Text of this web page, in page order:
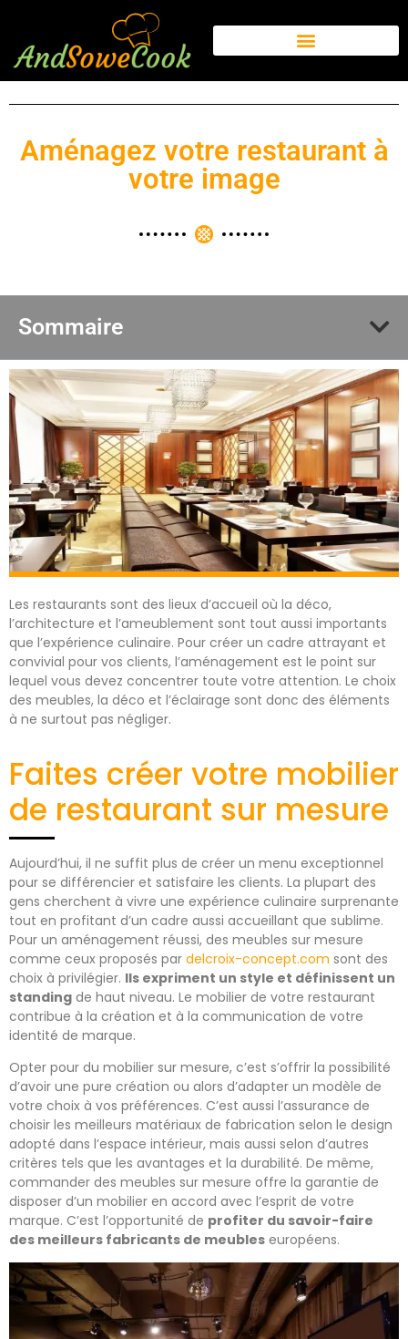
Aménagez votre restaurant à
votre image
Sommaire
Les restaurants sont des lieux d’accueil où la déco,
l’architecture et l’ameublement sont tout aussi importants
que l’expérience culinaire. Pour créer un cadre attrayant et
convivial pour vos clients, l’aménagement est le point sur
lequel vous devez concentrer toute votre attention. Le choix
des meubles, la déco et l’éclairage sont donc des éléments
à ne surtout pas négliger.
Faites créer votre mobilier
de restaurant sur mesure
Aujourd’hui, il ne suffit plus de créer un menu exceptionnel
pour se différencier et satisfaire les clients. La plupart des
gens cherchent à vivre une expérience culinaire surprenante
tout en profitant d’un cadre aussi accueillant que sublime.
Pour un aménagement réussi, des meubles sur mesure
comme ceux proposés par delcroix-concept.com sont des
choix à privilégier. Ils expriment un style et définissent un
standing de haut niveau. Le mobilier de votre restaurant
contribue à la création et à la communication de votre
identité de marque.
Opter pour du mobilier sur mesure, c’est s’offrir la possibilité
d’avoir une pure création ou alors d’adapter un modèle de
votre choix à vos préférences. C’est aussi l’assurance de
choisir les meilleurs matériaux de fabrication selon le design
adopté dans l’espace intérieur, mais aussi selon d’autres
critères tels que les avantages et la durabilité. De même,
commander des meubles sur mesure offre la garantie de
disposer d’un mobilier en accord avec l’esprit de votre
marque. C’est l’opportunité de profiter du savoir-faire
des meilleurs fabricants de meubles européens.